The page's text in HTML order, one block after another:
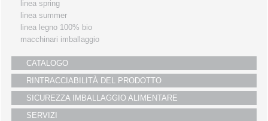
linea spring
linea summer
linea legno 100% bio
macchinari imballaggio
CATALOGO
RINTRACCIABILITÀ DEL PRODOTTO
SICUREZZA IMBALLAGGIO ALIMENTARE
SERVIZI